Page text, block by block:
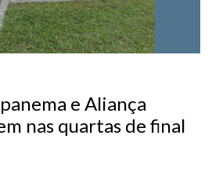
e Aliança
nas quartas de final